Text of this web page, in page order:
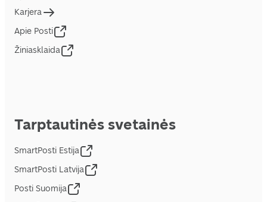
Karjera
Apie Posti
Žiniasklaida
Tarptautinės svetainės
SmartPosti Estija
SmartPosti Latvija
Posti Suomija